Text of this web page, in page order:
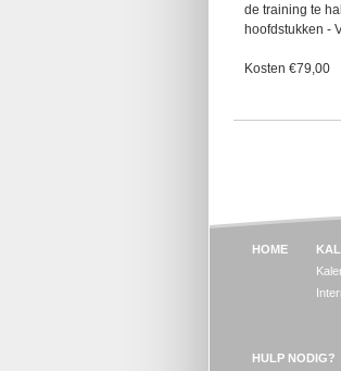
de training te
hoofdstukken -
Kosten €79,00
HOME
HULP NODIG?